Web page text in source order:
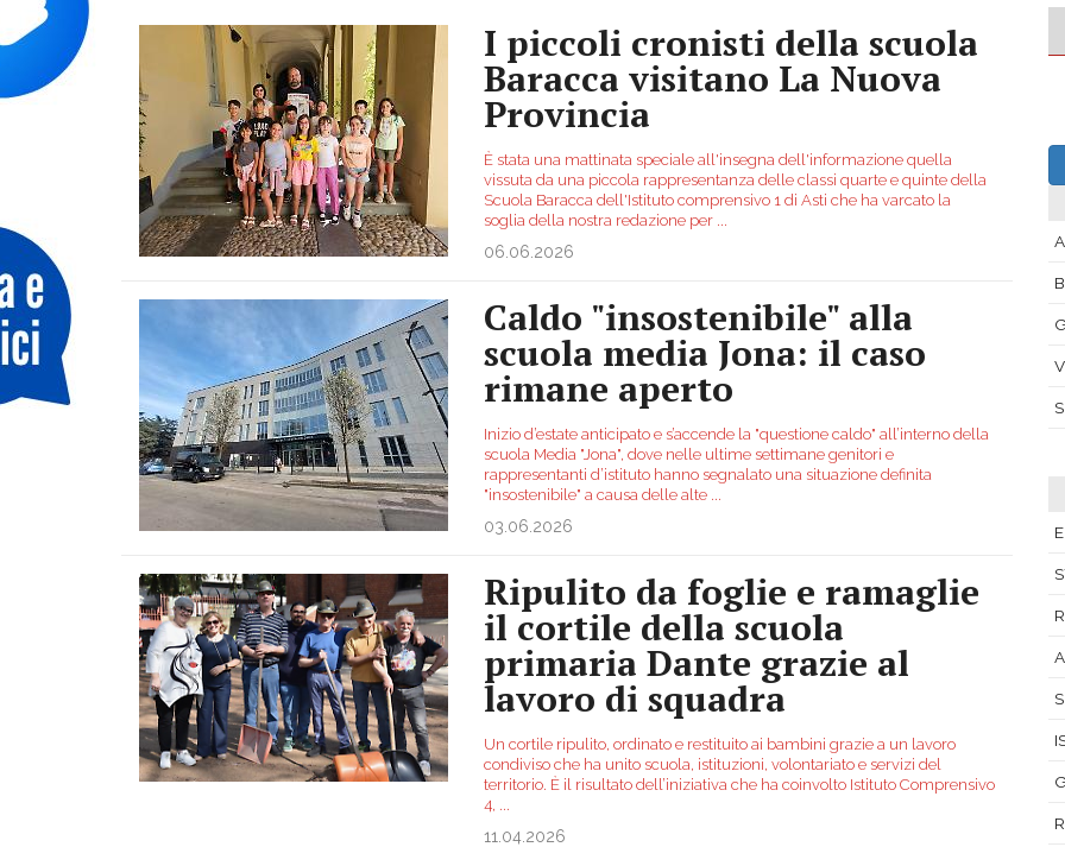
I piccoli cronisti della scuola
Baracca visitano La Nuova
Provincia
È stata una mattinata speciale all'insegna dell'informazione quella
vissuta da una piccola rappresentanza delle classi quarte e quinte della
Scuola Baracca dell'Istituto comprensivo 1 di Asti che ha varcato la
soglia della nostra redazione per
06.06.2026
Caldo "insostenibile" alla
scuola media Jona: il caso
rimane aperto
Inizio d’estate anticipato e s’accende la "questione caldo" all’interno della
scuola Media "Jona", dove nelle ultime settimane genitori e
rappresentanti d’istituto hanno segnalato una situazione definita
"insostenibile" a causa delle alte
03.06.2026
Ripulito da foglie e ramaglie
il cortile della scuola
primaria Dante grazie al
lavoro di squadra
Un cortile ripulito, ordinato e restituito ai bambini grazie a un lavoro
condiviso che ha unito scuola, istituzioni, volontariato e servizi del
territorio. È il risultato dell’iniziativa che ha coinvolto Istituto Comprensivo
4,
11.04.2026